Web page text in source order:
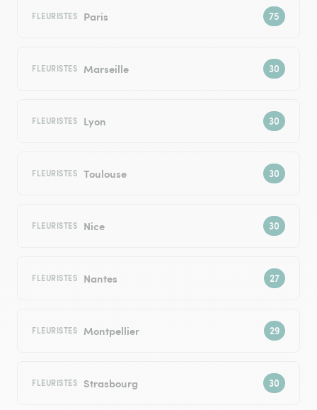
FLEURISTES Paris
FLEURISTES Marseille
FLEURISTES Lyon
FLEURISTES Toulouse
FLEURISTES Nice
FLEURISTES Nantes
FLEURISTES Montpellier
FLEURISTES Strasbourg